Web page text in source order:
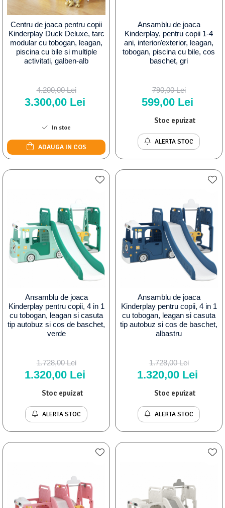
Centru de joaca pentru copii
Kinderplay Duck Deluxe, tarc
modular cu tobogan, leagan,
piscina cu bile si multiple
activitati, galben-alb
4.200,00 Lei
3.300,00 Lei
In stoc
ADAUGA IN COS
Ansamblu de joaca
Kinderplay, pentru copii 1-4
ani, interior/exterior, leagan,
tobogan, piscina cu bile, cos
baschet, gri
790,00 Lei
599,00 Lei
Stoc epuizat
ALERTA STOC
Ansamblu de joaca
Kinderplay pentru copii, 4 in 1
cu tobogan, leagan si casuta
tip autobuz si cos de baschet,
verde
1.728,00 Lei
1.320,00 Lei
Stoc epuizat
ALERTA STOC
Ansamblu de joaca
Kinderplay pentru copii, 4 in 1
cu tobogan, leagan si casuta
tip autobuz si cos de baschet,
albastru
1.728,00 Lei
1.320,00 Lei
Stoc epuizat
ALERTA STOC